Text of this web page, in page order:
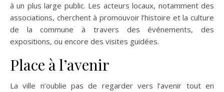
à un plus large public. Les acteurs locaux, notamment des
associations, cherchent à promouvoir l’histoire et la culture
de la commune à travers des événements, des
expositions, ou encore des visites guidées.
Place à l’avenir
La ville n’oublie pas de regarder vers l’avenir tout en